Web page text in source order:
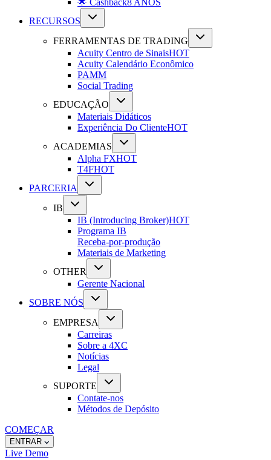
🌟 Cashback8 ANOS
RECURSOS
FERRAMENTAS DE TRADING
Acuity Centro de SinaisHOT
Acuity Calendário Econômico
PAMM
Social Trading
EDUCAÇÃO
Materiais Didáticos
Experiência Do ClienteHOT
ACADEMIAS
Alpha FXHOT
T4FHOT
PARCERIA
IB
IB (Introducing Broker)HOT
Programa IB
Receba-por-produção
Materiais de Marketing
OTHER
Gerente Nacional
SOBRE NÓS
EMPRESA
Carreiras
Sobre a 4XC
Notícias
Legal
SUPORTE
Contate-nos
Métodos de Depósito
COMEÇAR
ENTRAR
Live Demo